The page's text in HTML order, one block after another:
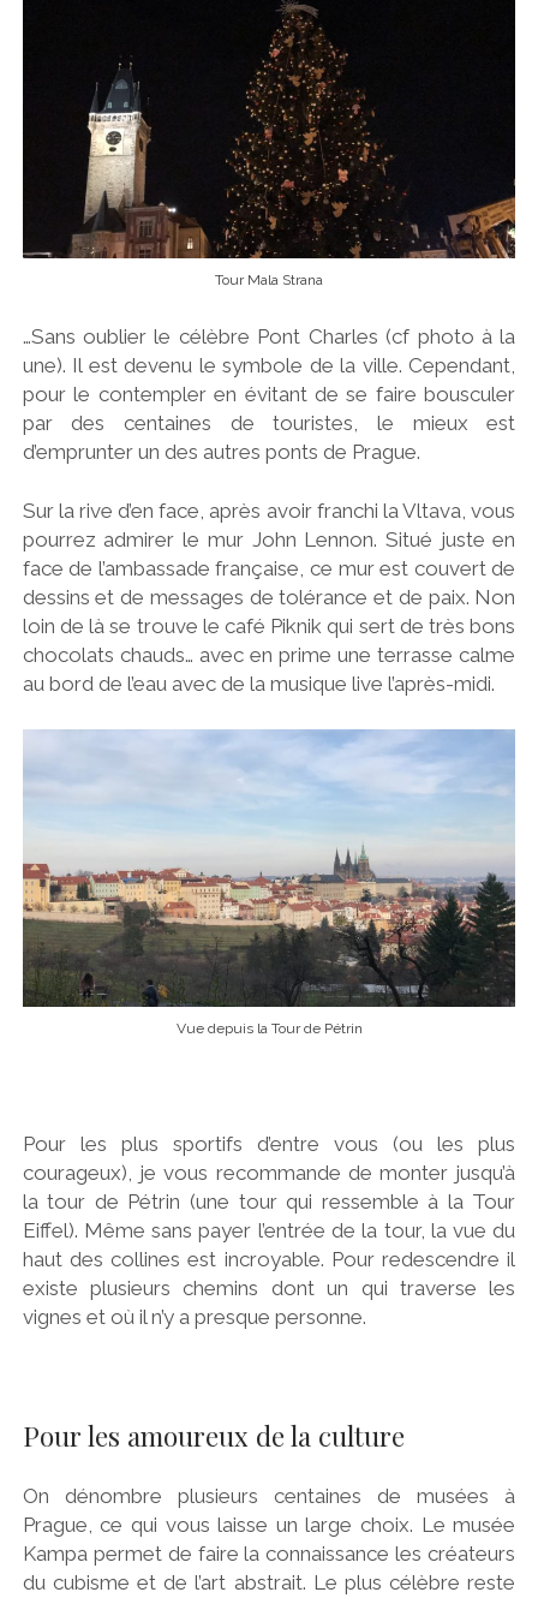
Tour Mala Strana
…Sans oublier le célèbre Pont Charles (cf photo à la
une). Il est devenu le symbole de la ville. Cependant,
pour le contempler en évitant de se faire bousculer
par des centaines de touristes, le mieux est
d’emprunter un des autres ponts de Prague.
Sur la rive d’en face, après avoir franchi la Vltava, vous
pourrez admirer le mur John Lennon. Situé juste en
face de l’ambassade française, ce mur est couvert de
dessins et de messages de tolérance et de paix. Non
loin de là se trouve le café Piknik qui sert de très bons
chocolats chauds… avec en prime une terrasse calme
au bord de l’eau avec de la musique live l’après-midi.
Vue depuis la Tour de Pétrin
Pour les plus sportifs d’entre vous (ou les plus
courageux), je vous recommande de monter jusqu’à
la tour de Pétrin (une tour qui ressemble à la Tour
Eiffel). Même sans payer l’entrée de la tour, la vue du
haut des collines est incroyable. Pour redescendre il
existe plusieurs chemins dont un qui traverse les
vignes et où il n’y a presque personne.
Pour les amoureux de la culture
On dénombre plusieurs centaines de musées à
Prague, ce qui vous laisse un large choix. Le musée
Kampa permet de faire la connaissance les créateurs
du cubisme et de l’art abstrait. Le plus célèbre reste